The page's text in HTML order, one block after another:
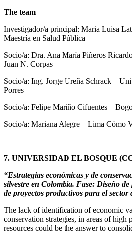
The team
Investigador/a principal: Maria Luisa
Maestría en Salud Pública –
Socio/a: Dra. Ana María Piñeros
Juan N. Corpas
Socio/a: Ing. Jorge Ureña Schrack –
Porres
Socio/a: Felipe Mariño Cifuentes –
Socio/a: Mariana Alegre – Lima Cómo
7. UNIVERSIDAD EL BOSQUE
“Estrategias económicas y de
silvestre en Colombia. Fase: Diseño
de proyectos productivos para el
The lack of identification of economic
conservation strategies, in areas of high
resources could be the answer to